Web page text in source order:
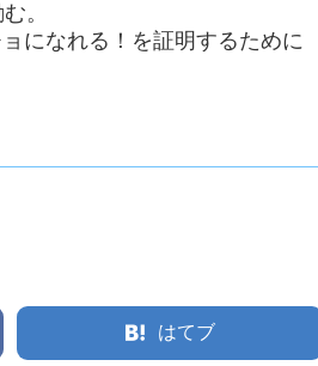
。
になれる！を証明するために
はてブ